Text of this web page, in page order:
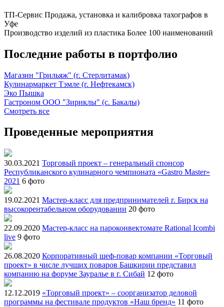
ТП-Сервис Продажа, установка и калибровка тахографов в
Уфе
Производство изделий из пластика Более 100 наименований
Последние работы в портфолио
Магазин "Грильяж" (г. Стерлитамак)
Кулинармаркет Тэмле (г. Нефтекамск)
Эко Пышка
Гастроном ООО "Зириклы" (с. Бакалы)
Смотреть все
Проведенные мероприятия
30.03.2021 Торговый проект – генеральный спонсор
Республиканского кулинарного чемпионата «Gastro Master»
2021 6 фото
19.02.2021 Мастер-класс для предпринимателей г. Бирск на
высокорентабельном оборудовании 20 фото
22.09.2020 Мастер-класс на пароконвектомате Rational Icombi
live 9 фото
26.08.2020 Корпоративный шеф-повар компании «Торговый
проект» в числе лучших поваров Башкирии представил
компанию на форуме Зауралье в г. Сибай 12 фото
12.12.2019 «Торговый проект» – соорганизатор деловой
программы на фестивале продуктов «Наш бренд» 11 фото